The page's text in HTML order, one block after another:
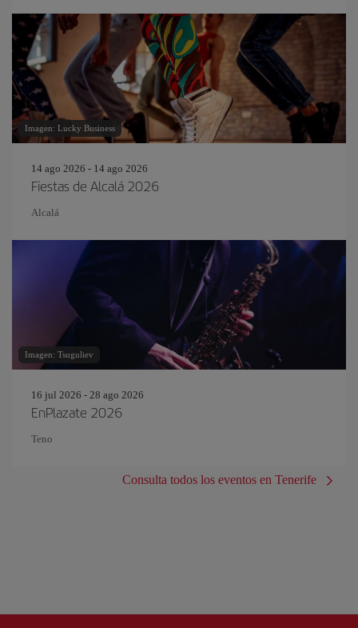
Imagen: Lucky Business
14 ago 2026 - 14 ago 2026
Fiestas de Alcalá 2026
Alcalá
Imagen: Tsuguliev
16 jul 2026 - 28 ago 2026
EnPlazate 2026
Teno
Consulta todos los eventos en Tenerife